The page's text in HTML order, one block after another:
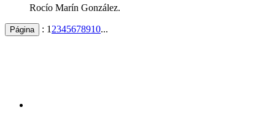
Rocío Marín González.
Página : 1 2345678910...